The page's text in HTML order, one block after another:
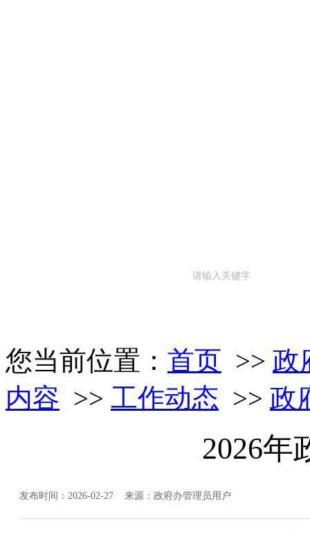
您当前位置： 首页 >> 政
内容 >> 工作动态 >> 政
2026年
发布时间：2026-02-27 来源：政府办管理员用户